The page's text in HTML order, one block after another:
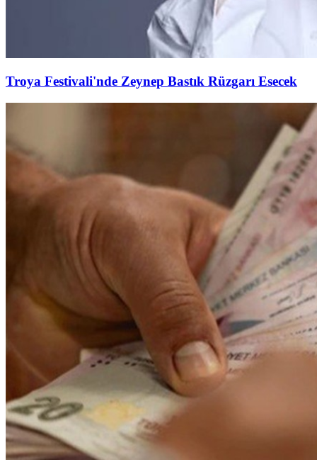
Troya Festivali'nde Zeynep Bastık Rüzgarı Esecek